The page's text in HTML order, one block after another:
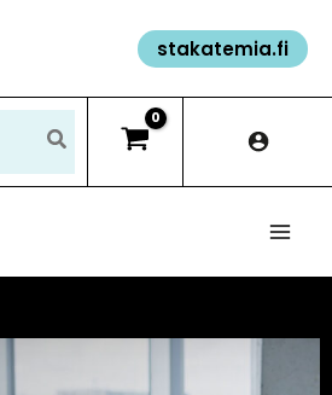
stakatemia.fi